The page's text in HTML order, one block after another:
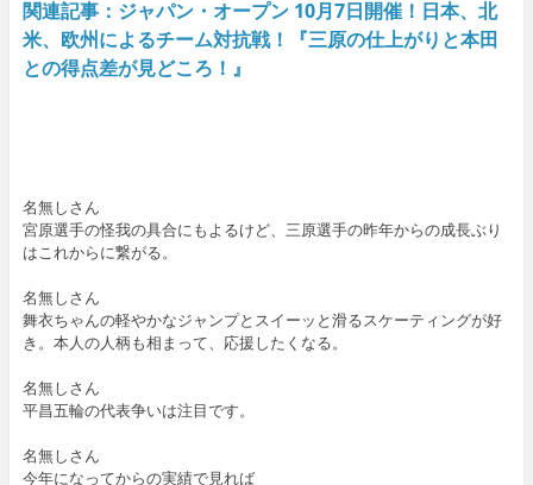
関連記事：ジャパン・オープン 10月7日開催！日本、北
米、欧州によるチーム対抗戦！『三原の仕上がりと本田
との得点差が見どころ！』
名無しさん
宮原選手の怪我の具合にもよるけど、三原選手の昨年からの成長ぶり
はこれからに繋がる。
名無しさん
舞衣ちゃんの軽やかなジャンプとスイーッと滑るスケーティングが好
き。本人の人柄も相まって、応援したくなる。
名無しさん
平昌五輪の代表争いは注目です。
名無しさん
今年になってからの実績で見れば